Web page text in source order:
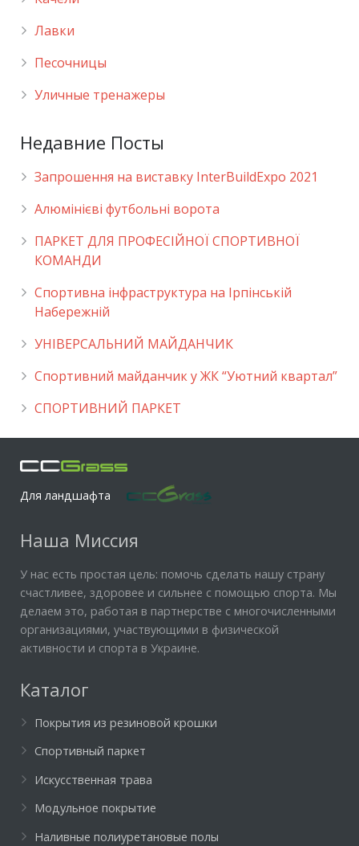
Лавки
Песочницы
Уличные тренажеры
Недавние Посты
Запрошення на виставку InterBuildExpo 2021
Алюмінієві футбольні ворота
ПАРКЕТ ДЛЯ ПРОФЕСІЙНОЇ СПОРТИВНОЇ
КОМАНДИ
Спортивна інфраструктура на Ірпінській
Набережній
УНІВЕРСАЛЬНИЙ МАЙДАНЧИК
Cпортивний майданчик у ЖК “Уютний квартал”
СПОРТИВНИЙ ПАРКЕТ
Для ландшафта
Наша Миссия
У нас есть простая цель: помочь сделать нашу страну
счастливее, здоровее и сильнее с помощью спорта. Мы
делаем это, работая в партнерстве с многочисленными
организациями, участвующими в физической
активности и спорта в Украине.
Каталог
Покрытия из резиновой крошки
Спортивный паркет
Искусственная трава
Модульное покрытие
Наливные полиуретановые полы